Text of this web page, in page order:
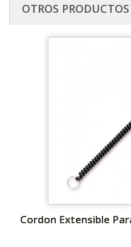
OTROS PRODUCTOS
Cordon Extensible